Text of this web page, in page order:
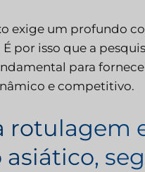
exige um profundo
por isso que a
para
e competitivo.
rotulagem